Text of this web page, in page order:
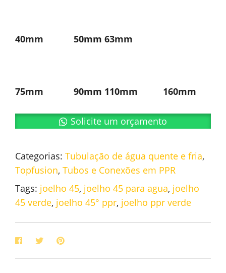
40mm 50mm 63mm
75mm 90mm 110mm 160mm
Solicite um orçamento
Categorias: Tubulação de água quente e fria,
Topfusion, Tubos e Conexões em PPR
Tags: joelho 45, joelho 45 para agua, joelho
45 verde, joelho 45° ppr, joelho ppr verde